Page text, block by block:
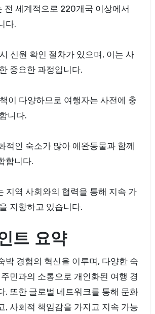
전 세계적으로 220개국 이상에서
다.
신원 확인 절차가 있으며, 이는 사
중요한 과정입니다.
이 다양하므로 여행자는 사전에 충
니다.
적인 숙소가 많아 애완동물과 함께
합니다.
지역 사회와의 협력을 통해 지속 가
지향하고 있습니다.
트 요약
박 경험의 혁신을 이루며, 다양한 숙
민과의 소통으로 개인화된 여행 경
. 또한 글로벌 네트워크를 통해 문화
, 사회적 책임감을 가지고 지속 가능